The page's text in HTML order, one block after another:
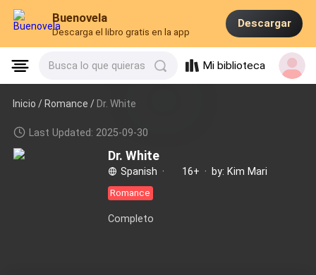
Buenovela
Descarga el libro gratis en la app
Descargar
Busca lo que quieras Mi biblioteca
Inicio /Romance / Dr. White
Last Updated: 2025-09-30
Dr. White
Spanish · 16+ · by: Kim Mari
Romance
Completo